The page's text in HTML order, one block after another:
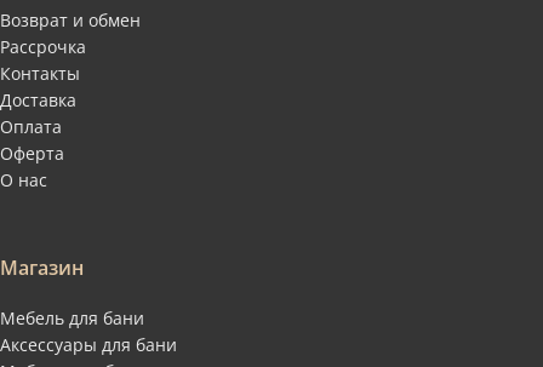
Возврат и обмен
Рассрочка
Контакты
Доставка
Оплата
Оферта
О нас
Магазин
Мебель для бани
Аксессуары для бани